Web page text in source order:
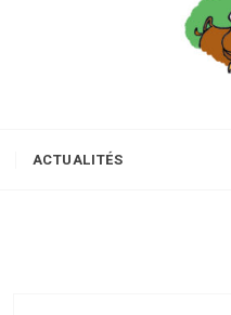
ACTUALITÉS